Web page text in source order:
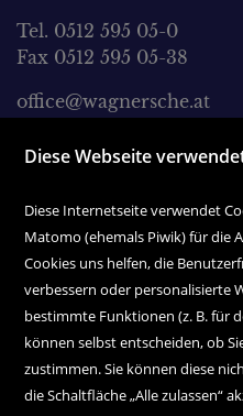
Tel. 0512 595 05-0
Fax 0512 595 05-38
office@wagnersche.at
Montag bis Freitag:
Samstag:
9.00 Uhr bis 17.00 Uhr
Diese Webseite
Diese Internetseite verwendet
Matomo (ehemals Piwik) für die
Cookies uns helfen, die
verbessern oder personalisierte
bestimmte Funktionen (z. B. für
können selbst entscheiden, ob
zustimmen. Sie können diese
die Schaltfläche „Alle zulassen“